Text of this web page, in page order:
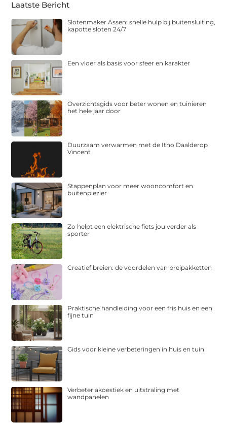
Laatste Bericht
Slotenmaker Assen: snelle hulp bij buitensluiting,
kapotte sloten 24/7
Een vloer als basis voor sfeer en karakter
Overzichtsgids voor beter wonen en tuinieren
het hele jaar door
Duurzaam verwarmen met de Itho Daalderop
Vincent
Stappenplan voor meer wooncomfort en
buitenplezier
Zo helpt een elektrische fiets jou verder als
sporter
Creatief breien: de voordelen van breipakketten
Praktische handleiding voor een fris huis en een
fijne tuin
Gids voor kleine verbeteringen in huis en tuin
Verbeter akoestiek en uitstraling met
wandpanelen